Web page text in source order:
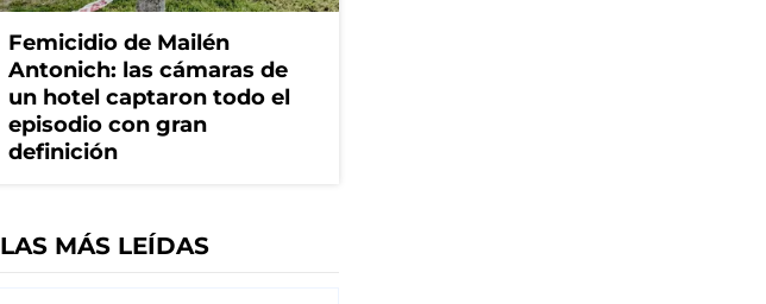
Femicidio de Mailén
Antonich: las cámaras de
un hotel captaron todo el
episodio con gran
definición
LAS MÁS LEÍDAS